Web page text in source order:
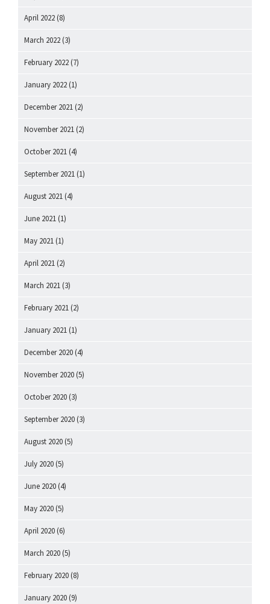
April 2022 (8)
March 2022 (3)
February 2022 (7)
January 2022 (1)
December 2021 (2)
November 2021 (2)
October 2021 (4)
September 2021 (1)
August 2021 (4)
June 2021 (1)
May 2021 (1)
April 2021 (2)
March 2021 (3)
February 2021 (2)
January 2021 (1)
December 2020 (4)
November 2020 (5)
October 2020 (3)
September 2020 (3)
August 2020 (5)
July 2020 (5)
June 2020 (4)
May 2020 (5)
April 2020 (6)
March 2020 (5)
February 2020 (8)
January 2020 (9)